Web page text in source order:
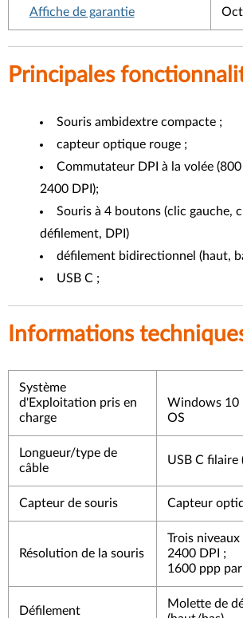
Affiche de garantie
Principales
Souris ambidextre compacte ;
capteur optique rouge ;
Commutateur DPI à la volée
2400 DPI);
Souris à 4 boutons (clic gauche,
défilement, DPI)
défilement bidirectionnel (haut,
USB C ;
Informations
Système
d'Exploitation pris en
charge
Windows 10
OS
Longueur/type de
câble
USB C filaire
Capteur de souris Capteur
Résolution de la souris
Trois
2400 DPI ;
1600 ppp
Défilement
Molette de